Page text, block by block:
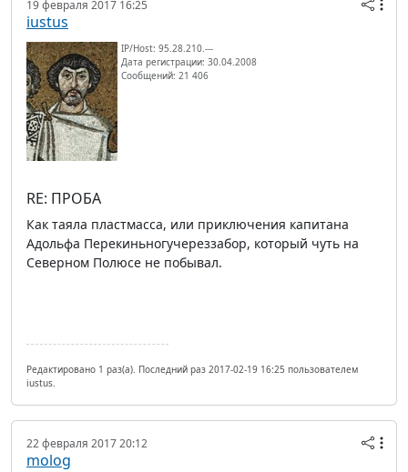
19 февраля 2017 16:25
iustus
IP/Host: 95.28.210.---
Дата регистрации: 30.04.2008
Сообщений: 21 406
RE: ПРОБА
Как таяла пластмасса, или приключения капитана
Адольфа Перекиньногучереззабор, который чуть на
Северном Полюсе не побывал.
Редактировано 1 раз(а). Последний раз 2017-02-19 16:25 пользователем
iustus.
22 февраля 2017 20:12
molog